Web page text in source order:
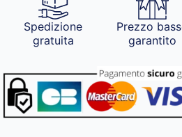
Spedizione
gratuita
Prezzo
garantito